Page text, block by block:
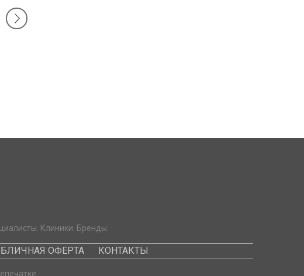
Клиники. Бренды.
ОФЕРТА КОНТАКТЫ